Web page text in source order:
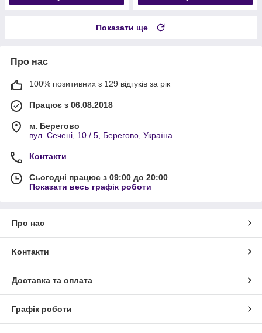
Показати ще
Про нас
100% позитивних з 129 відгуків за рік
Працює з 06.08.2018
м. Берегово
вул. Сечені, 10 / 5, Берегово, Україна
Контакти
Сьогодні працює з 09:00 до 20:00
Показати весь графік роботи
Про нас
Контакти
Доставка та оплата
Графік роботи